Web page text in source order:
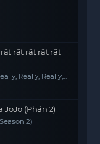
rất rất rất rất
Really, Really,
(Phần 2)
2)